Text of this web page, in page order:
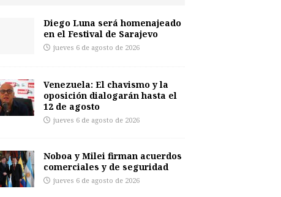
Diego Luna será homenajeado
en el Festival de Sarajevo
jueves 6 de agosto de 2026
Venezuela: El chavismo y la
oposición dialogarán hasta el
12 de agosto
jueves 6 de agosto de 2026
Noboa y Milei firman acuerdos
comerciales y de seguridad
jueves 6 de agosto de 2026